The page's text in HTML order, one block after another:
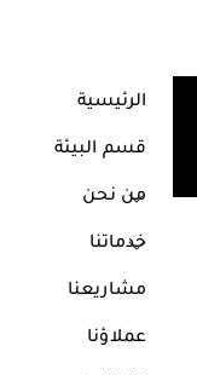
الرئيسية
قسم البيئة
من نحن
خدماتنا
مشاريعنا
عملاؤنا